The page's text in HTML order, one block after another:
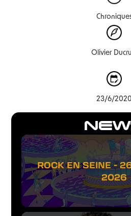
ROCK EN SEINE -
2026
Olivier
23/6/2020